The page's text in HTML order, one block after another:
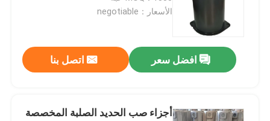
الأسعار：negotiable
افضل سعر اتصل بنا
أجزاء صب الحديد الصلبة المخصصة